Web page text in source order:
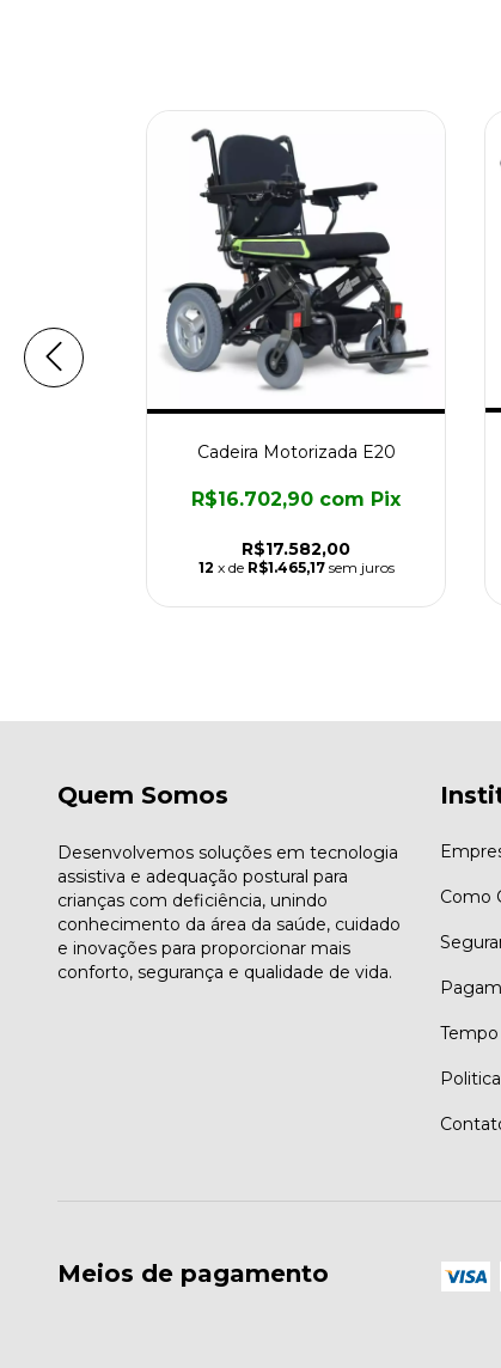
Cadeira Motorizada E20
R$17.582,00
R$16.702,90 com Pix
12 x de R$1.465,17 sem juros
Quem Somos
Desenvolvemos soluções em tecnologia
assistiva e adequação postural para
crianças com deficiência, unindo
conhecimento da área da saúde, cuidado
e inovações para proporcionar mais
conforto, segurança e qualidade de vida.
Como
Meios de pagamento